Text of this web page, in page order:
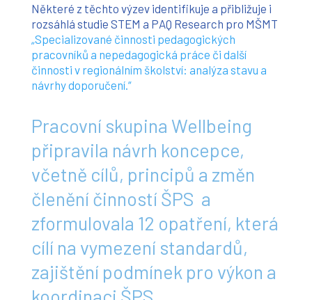
Některé z těchto výzev identifikuje a přibližuje i
rozsáhlá studie STEM a PAQ Research pro MŠMT
„Specializované činnosti pedagogických
pracovníků a nepedagogická práce či další
činnosti v regionálním školství: analýza stavu a
návrhy doporučení.“
Pracovní skupina Wellbeing
připravila návrh koncepce,
včetně cílů, principů a změn
členění činností ŠPS a
zformulovala 12 opatření, která
cílí na vymezení standardů,
zajištění podmínek pro výkon a